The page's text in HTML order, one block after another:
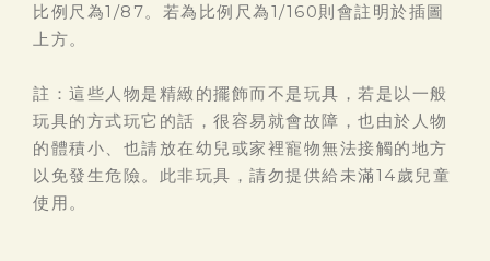
比例尺為1/87。若為比例尺為1/160則會註明於插圖
上方。
註：這些人物是精緻的擺飾而不是玩具，若是以一般
玩具的方式玩它的話，很容易就會故障，也由於人物
的體積小、也請放在幼兒或家裡寵物無法接觸的地方
以免發生危險。此非玩具，請勿提供給未滿14歲兒童
使用。